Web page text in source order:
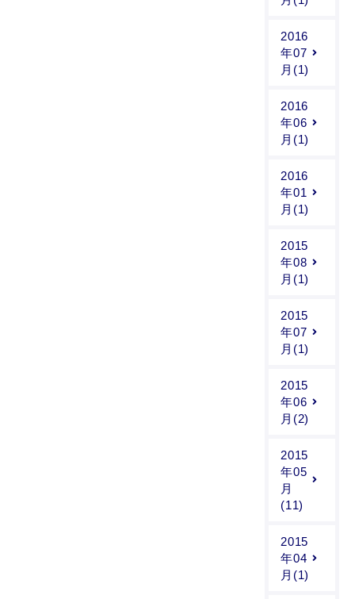
2016
年07
月(1)
2016
年06
月(1)
2016
年01
月(1)
2015
年08
月(1)
2015
年07
月(1)
2015
年06
月(2)
2015
年05
月
(11)
2015
年04
月(1)